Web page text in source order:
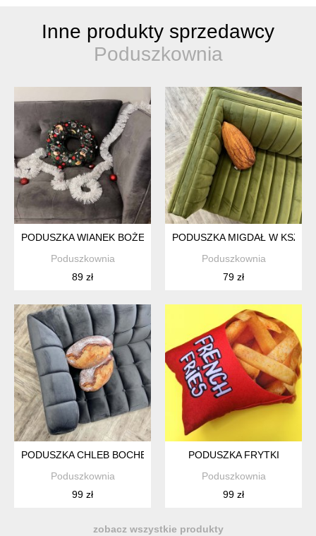
Inne produkty sprzedawcy
Poduszkownia
PODUSZKA WIANEK BOŻE NARODZENIE WERSJA MNIEJSZA
Poduszkownia
89 zł
PODUSZKA MIGDAŁ W
Poduszkownia
79 zł
PODUSZKA CHLEB BOCHENEK CHLEBA JAK PRAWDZIWY
Poduszkownia
99 zł
PODUSZKA FRYTKI
Poduszkownia
99 zł
zobacz wszystkie produkty